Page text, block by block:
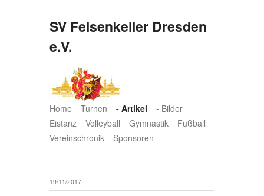
SV Felsenkeller Dresden
e.V.
Home Turnen - Artikel
- Bilder
Eistanz
Volleyball Gymnastik
Fußball
Vereinschronik
Sponsoren
19/11/2017